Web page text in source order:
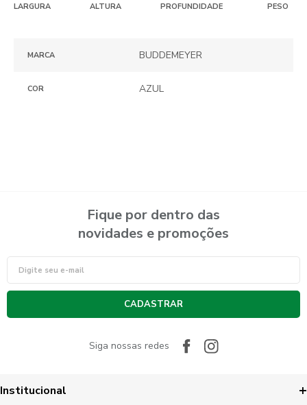
LARGURA ALTURA PROFUNDIDADE PESO
MARCA BUDDEMEYER
COR AZUL
Fique por dentro das
novidades e promoções
CADASTRAR
Siga nossas redes
Institucional